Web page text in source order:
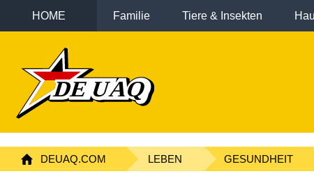
HOME Familie Tiere & Insekten
DEUAQ.COM LEBEN GESUNDHEIT